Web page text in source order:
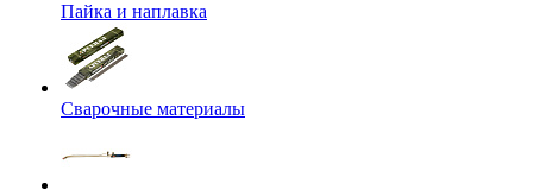
Пайка и наплавка
Сварочные материалы